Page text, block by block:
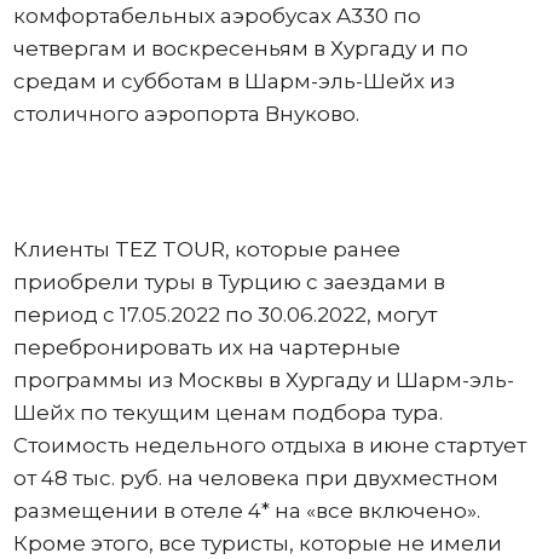
комфортабельных аэробусах A330 по
четвергам и воскресеньям в Хургаду и по
средам и субботам в Шарм-эль-Шейх из
столичного аэропорта Внуково.
Клиенты TEZ TOUR, которые ранее
приобрели туры в Турцию с заездами в
период с 17.05.2022 по 30.06.2022, могут
перебронировать их на чартерные
программы из Москвы в Хургаду и Шарм-эль-
Шейх по текущим ценам подбора тура.
Стоимость недельного отдыха в июне стартует
от 48 тыс. руб. на человека при двухместном
размещении в отеле 4* на «все включено».
Кроме этого, все туристы, которые не имели